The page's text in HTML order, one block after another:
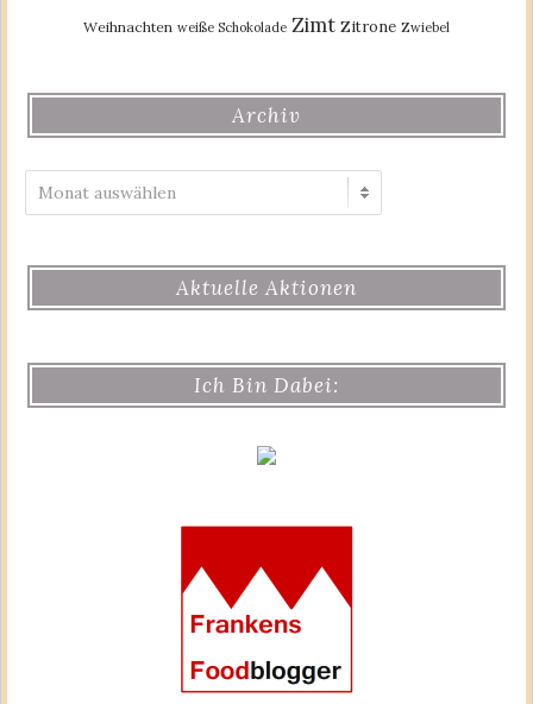
Weihnachten weiße Schokolade Zimt Zitrone Zwiebel
Archiv
Aktuelle Aktionen
Ich Bin Dabei: